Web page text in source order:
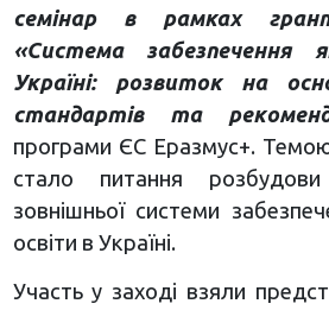
семінар в рамках
«Система забезпечення
Україні: розвиток на
стандартів та
програми ЄС Еразмус+.
стало питання
зовнішньої системи
освіти в Україні.
Участь у заході взяли